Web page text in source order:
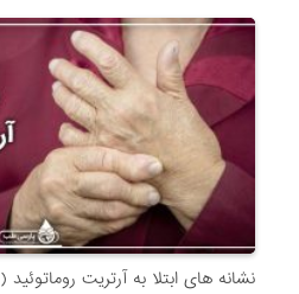
نشانه های ابتلا به آرتریت روماتوئید (RA )